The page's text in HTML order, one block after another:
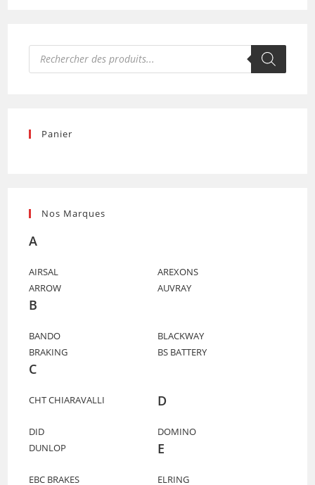
Recherche
produits
Panier
Nos Marques
A
AIRSAL
AREXONS
ARROW
AUVRAY
B
BANDO
BLACKWAY
BRAKING
BS BATTERY
C
CHT CHIARAVALLI D
DID
DOMINO
DUNLOP
E
EBC BRAKES
ELRING